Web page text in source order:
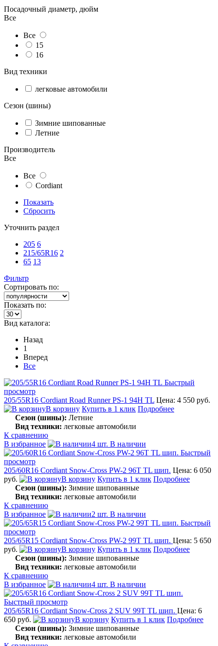
Посадочный диаметр, дюйм
Все
Все
15
16
Вид техники
легковые автомобили
Сезон (шины)
Зимние шипованные
Летние
Производитель
Все
Все
Cordiant
Показать
Сбросить
Уточнить раздел
205 6
215/65R16 2
65 13
Фильтр
Сортировать по:
Показать по:
Вид каталога:
Назад
1
Вперед
Все
Быстрый
просмотр
205/55R16 Cordiant Road Runner PS-1 94H TL Цена: 4 550 руб.
В корзину Купить в 1 клик Подробнее
Сезон (шины): Летние
Вид техники: легковые автомобили
К сравнению
В избранное
4 шт. В наличии
Быстрый
просмотр
205/60R16 Cordiant Snow-Cross PW-2 96T TL шип. Цена: 6 050
руб.
В корзину Купить в 1 клик Подробнее
Сезон (шины): Зимние шипованные
Вид техники: легковые автомобили
К сравнению
В избранное
2 шт. В наличии
Быстрый
просмотр
205/65R15 Cordiant Snow-Cross PW-2 99T TL шип. Цена: 5 650
руб.
В корзину Купить в 1 клик Подробнее
Сезон (шины): Зимние шипованные
Вид техники: легковые автомобили
К сравнению
В избранное
4 шт. В наличии
Быстрый просмотр
205/65R16 Cordiant Snow-Cross 2 SUV 99T TL шип. Цена: 6
650 руб.
В корзину Купить в 1 клик Подробнее
Сезон (шины): Зимние шипованные
Вид техники: легковые автомобили